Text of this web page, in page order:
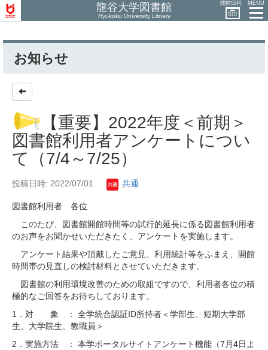
龍谷大学図書館
Ryukoku University Library
開館日程 MENU
お知らせ
【重要】2022年度＜前期＞
図書館利用者アンケートについ
て（7/4～7/25）
投稿日時: 2022/07/01 共通
図書館利用者 各位
このたび、図書館開館時間等の試行的延長に係る図書館利用者
のお声をお聞かせいただきたく、アンケートを実施します。
アンケート結果や頂戴したご意見、利用統計等をふまえ、開館
時間帯の見直しの検討材料とさせていただきます。
図書館の利用環境改善のための取組ですので、利用者各位の積
極的なご回答をお待ちしております。
1．対 象 ： 全学統合認証ID所持者＜学部生、短期大学部
生、大学院生、教職員＞
2．実施方法 ： 本学ポータルサイトアンケート機能（7月4日よ